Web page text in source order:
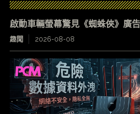
啟動車輛螢幕驚見《蜘蛛俠》廣
趣聞 2026-08-08